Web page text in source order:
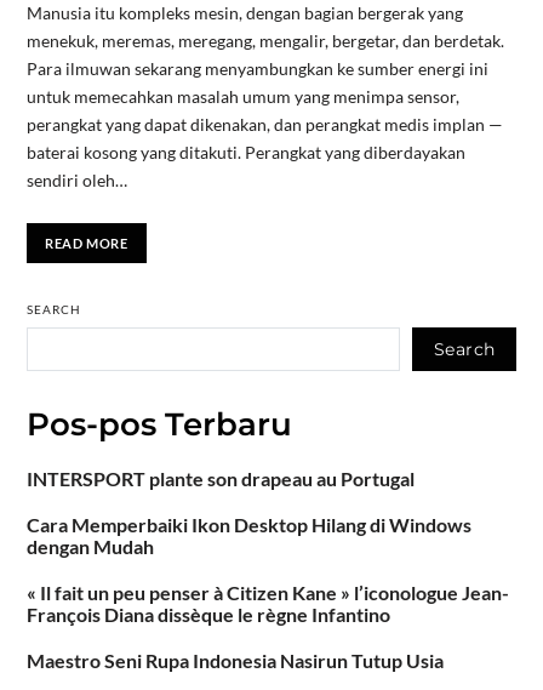
Manusia itu kompleks mesin, dengan bagian bergerak yang
menekuk, meremas, meregang, mengalir, bergetar, dan berdetak.
Para ilmuwan sekarang menyambungkan ke sumber energi ini
untuk memecahkan masalah umum yang menimpa sensor,
perangkat yang dapat dikenakan, dan perangkat medis implan —
baterai kosong yang ditakuti. Perangkat yang diberdayakan
sendiri oleh…
READ MORE
SEARCH
Search
Pos-pos Terbaru
INTERSPORT plante son drapeau au Portugal
Cara Memperbaiki Ikon Desktop Hilang di Windows
dengan Mudah
« Il fait un peu penser à Citizen Kane » l’iconologue Jean-
François Diana dissèque le règne Infantino
Maestro Seni Rupa Indonesia Nasirun Tutup Usia